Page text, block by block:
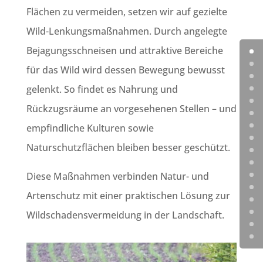
Flächen zu vermeiden, setzen wir auf gezielte
Wild-Lenkungsmaßnahmen. Durch angelegte
Bejagungsschneisen und attraktive Bereiche
für das Wild wird dessen Bewegung bewusst
gelenkt. So findet es Nahrung und
Rückzugsräume an vorgesehenen Stellen – und
empfindliche Kulturen sowie
Naturschutzflächen bleiben besser geschützt.
Diese Maßnahmen verbinden Natur- und
Artenschutz mit einer praktischen Lösung zur
Wildschadensvermeidung in der Landschaft.